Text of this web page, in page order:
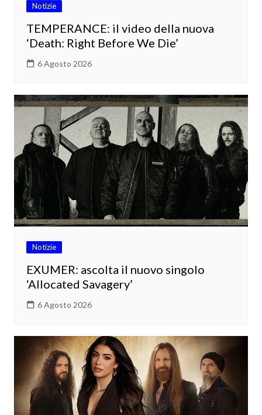
Notizie
TEMPERANCE: il video della nuova
‘Death: Right Before We Die’
6 Agosto 2026
Notizie
EXUMER: ascolta il nuovo singolo
‘Allocated Savagery’
6 Agosto 2026